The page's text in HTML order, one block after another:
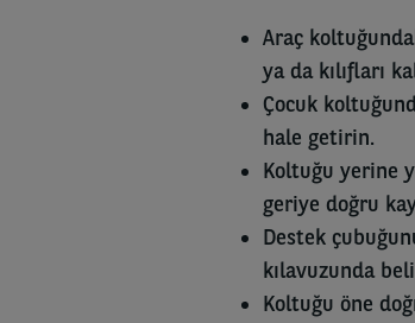
Araç
ya da kılıfları
Çocuk
hale getirin.
Koltuğu yerine
geriye doğru
Destek
kılavuzunda
Koltuğu öne